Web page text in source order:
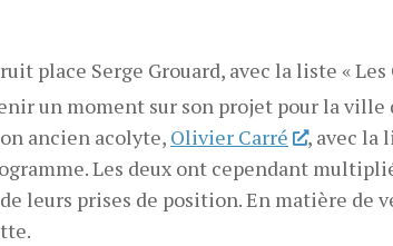
place Serge Grouard, avec la liste «
un moment sur son projet pour la ville
ancien acolyte, Olivier Carré
, avec la
Les deux ont cependant
leurs prises de position. En matière de